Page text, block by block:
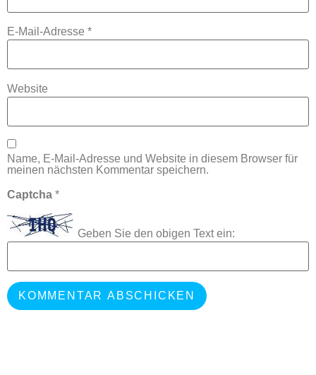
E-Mail-Adresse *
Website
Name, E-Mail-Adresse und Website in diesem Browser für
meinen nächsten Kommentar speichern.
Captcha *
Geben Sie den obigen Text ein: